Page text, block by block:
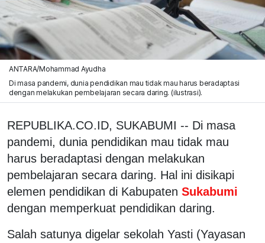
ANTARA/Mohammad Ayudha
Di masa pandemi, dunia pendidikan mau tidak mau harus beradaptasi
dengan melakukan pembelajaran secara daring. (ilustrasi).
REPUBLIKA.CO.ID, SUKABUMI -- Di masa
pandemi, dunia pendidikan mau tidak mau
harus beradaptasi dengan melakukan
pembelajaran secara daring. Hal ini disikapi
elemen pendidikan di Kabupaten Sukabumi
dengan memperkuat pendidikan daring.
Salah satunya digelar sekolah Yasti (Yayasan